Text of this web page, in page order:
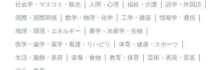
社会学・マスコミ・観光
人間・心理 福祉・介護
語学・外国語
国際・国際関係
数学・物理・化学 工学・建築
情報学・通信
地球・環境・エネルギー
農学・水産学・生物
医学・歯学・薬学・看護・リハビリ
体育・健康・スポーツ
生活・服飾・美容
栄養・食物 教育・保育
芸術・表現・音楽